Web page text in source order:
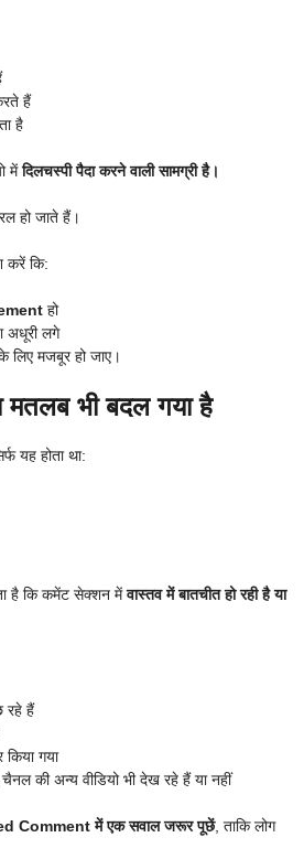
हैं
है
मेंदिलचस्पी पैदा करने वाली सामग्री है।
हो जाते हैं।
करें कि:
हो
अधूरी लगे
लिए मजबूर हो जाए।
भी बदल गया है
यह होता था:
है कि कमेंट सेक्शन मेंवास्तव में बातचीत हो रही है या
रहे हैं
किया गया
की अन्य वीडियो भी देख रहे हैं या नहीं
Comment में एक सवाल जरूर पूछें, ताकि लोग